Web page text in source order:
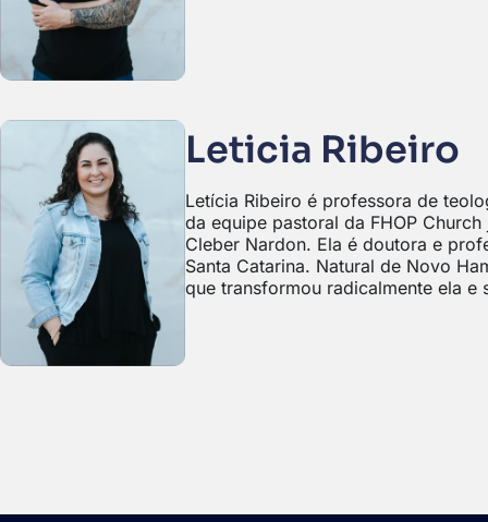
Leticia Ribeiro
Letícia Ribeiro é professora de
da equipe pastoral da FHOP
Cleber Nardon. Ela é doutora e
Santa Catarina. Natural de Novo
que transformou radicalmente ela e